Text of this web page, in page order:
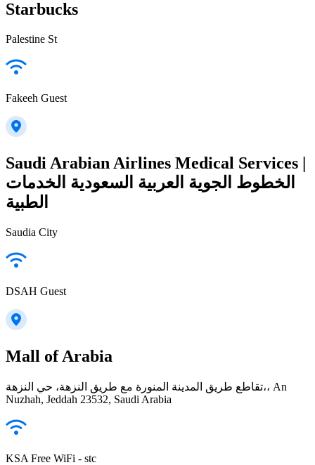
Starbucks
Palestine St
Fakeeh Guest
Saudi Arabian Airlines Medical Services |
الخطوط الجوية العربية السعودية الخدمات
الطبية
Saudia City
DSAH Guest
Mall of Arabia
تقاطع طريق المدينة المنورة مع طريق النزهة، حي النزهة،، An
Nuzhah, Jeddah 23532, Saudi Arabia
KSA Free WiFi - stc